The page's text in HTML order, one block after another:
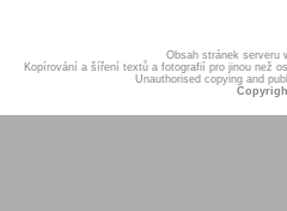
Obsah stránek serveru
Kopírování a šíření textů a fotografií pro jinou než
Unauthorised copying and